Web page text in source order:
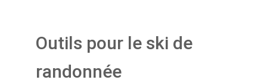
Outils pour le ski de
randonnée